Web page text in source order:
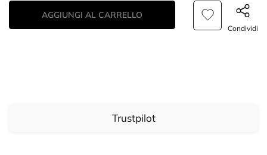
AGGIUNGI AL CARRELLO
Condividi
Trustpilot